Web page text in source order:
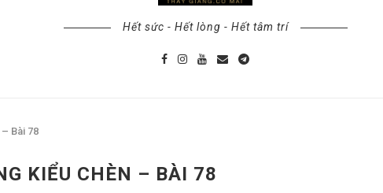
Hết sức - Hết lòng - Hết tâm trí
Bài 78
KIỂU CHÈN – BÀI 78